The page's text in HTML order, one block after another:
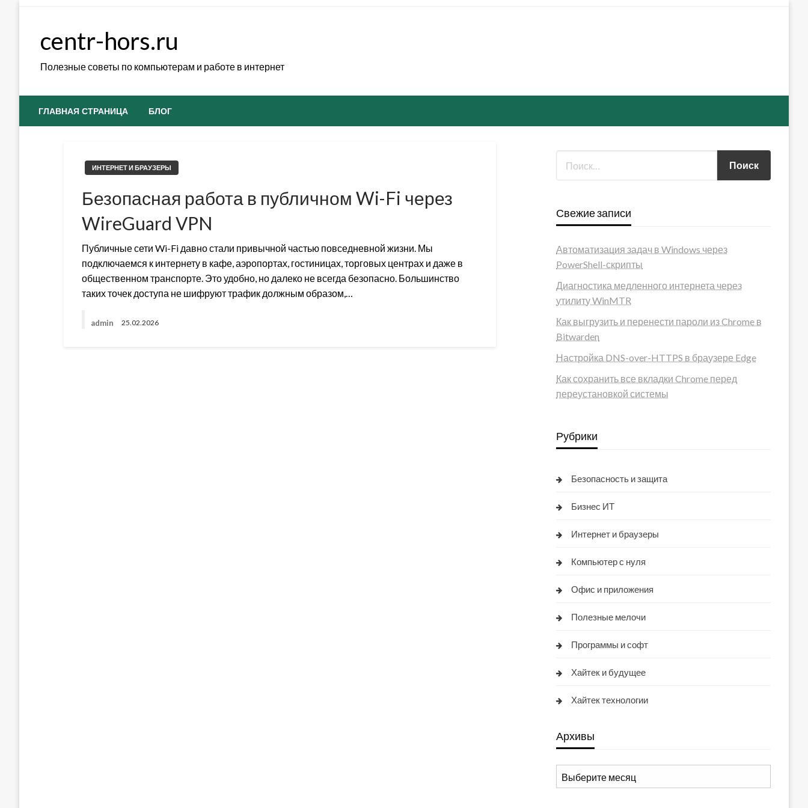
centr-hors.ru
Полезные советы по компьютерам и работе в интернет
ГЛАВНАЯ СТРАНИЦА БЛОГ
ИНТЕРНЕТ И БРАУЗЕРЫ
Безопасная работа в публичном Wi-Fi через
WireGuard VPN
Публичные сети Wi-Fi давно стали привычной частью повседневной жизни. Мы
подключаемся к интернету в кафе, аэропортах, гостиницах, торговых центрах и даже в
общественном транспорте. Это удобно, но далеко не всегда безопасно. Большинство
таких точек доступа не шифруют трафик должным образом,…
admin 25.02.2026
Свежие записи
Автоматизация задач в Windows через
PowerShell-скрипты
Диагностика медленного интернета через
утилиту WinMTR
Как выгрузить и перенести пароли из Chrome в
Bitwarden
Настройка DNS-over-HTTPS в браузере Edge
Как сохранить все вкладки Chrome перед
переустановкой системы
Рубрики
Безопасность и защита
Бизнес ИТ
Интернет и браузеры
Компьютер с нуля
Офис и приложения
Полезные мелочи
Программы и софт
Хайтек и будущее
Хайтек технологии
Архивы
Архивы